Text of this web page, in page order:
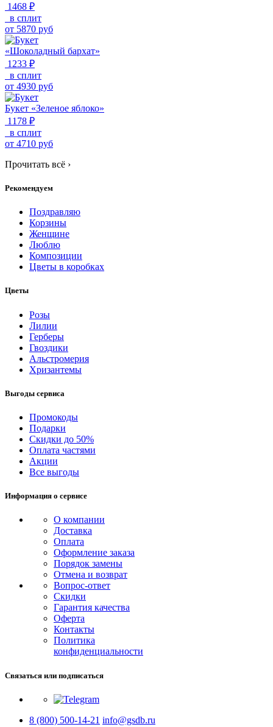
1468 ₽
в сплит
от 5870 руб
«Шоколадный бархат»
1233 ₽
в сплит
от 4930 руб
Букет «Зеленое яблоко»
1178 ₽
в сплит
от 4710 руб
Прочитать всё ›
Рекомендуем
Поздравляю
Корзины
Женщине
Люблю
Композиции
Цветы в коробках
Цветы
Розы
Лилии
Герберы
Гвоздики
Альстромерия
Хризантемы
Выгоды сервиса
Промокоды
Подарки
Скидки до 50%
Оплата частями
Акции
Все выгоды
Информация о сервисе
О компании
Доставка
Оплата
Оформление заказа
Порядок замены
Отмена и возврат
Вопрос-ответ
Скидки
Гарантия качества
Оферта
Контакты
Политика
конфиденциальности
Связаться или подписаться
8 (800) 500-14-21 info@gsdb.ru